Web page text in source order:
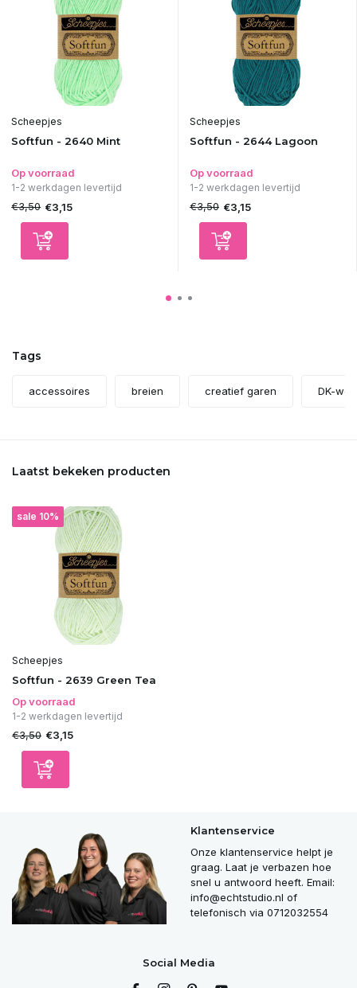
Scheepjes
Softfun - 2640 Mint
Op voorraad
1-2 werkdagen levertijd
€3,50 €3,15
Scheepjes
Softfun - 2644 Lagoon
Op voorraad
1-2 werkdagen levertijd
€3,50 €3,15
Tags
accessoires breien creatief garen DK-
Laatst bekeken producten
sale 10%
Scheepjes
Softfun - 2639 Green Tea
Op voorraad
1-2 werkdagen levertijd
€3,50 €3,15
Klantenservice
Onze klantenservice helpt je
graag. Laat je verbazen hoe
snel u antwoord heeft. Email:
info@echtstudio.nl of
telefonisch via 0712032554
Social Media